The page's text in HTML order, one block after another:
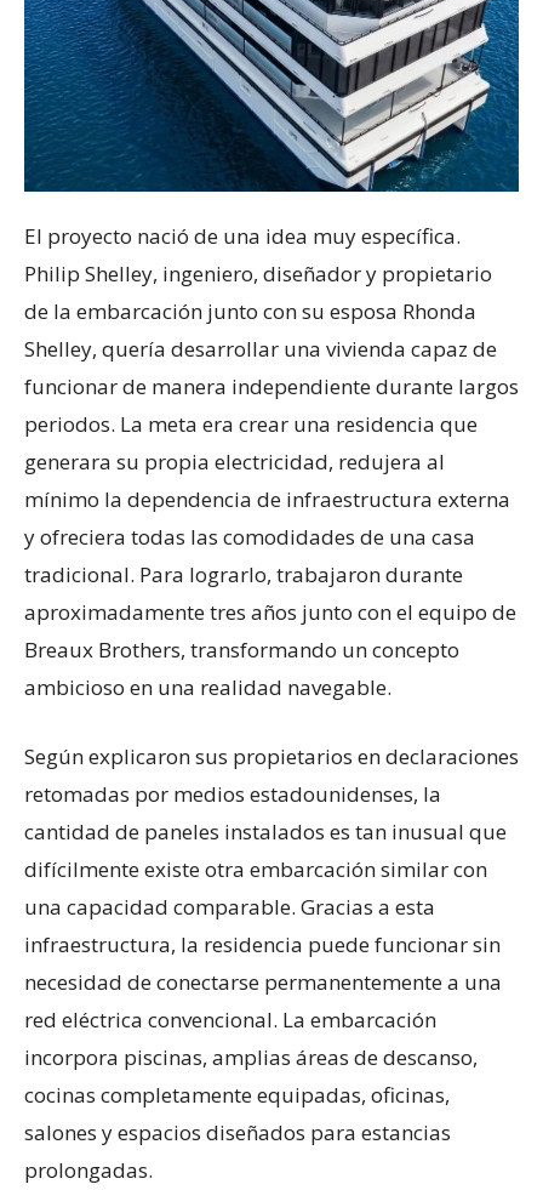
El proyecto nació de una idea muy específica.
Philip Shelley, ingeniero, diseñador y propietario
de la embarcación junto con su esposa Rhonda
Shelley, quería desarrollar una vivienda capaz de
funcionar de manera independiente durante largos
periodos. La meta era crear una residencia que
generara su propia electricidad, redujera al
mínimo la dependencia de infraestructura externa
y ofreciera todas las comodidades de una casa
tradicional. Para lograrlo, trabajaron durante
aproximadamente tres años junto con el equipo de
Breaux Brothers, transformando un concepto
ambicioso en una realidad navegable.
Según explicaron sus propietarios en declaraciones
retomadas por medios estadounidenses, la
cantidad de paneles instalados es tan inusual que
difícilmente existe otra embarcación similar con
una capacidad comparable. Gracias a esta
infraestructura, la residencia puede funcionar sin
necesidad de conectarse permanentemente a una
red eléctrica convencional. La embarcación
incorpora piscinas, amplias áreas de descanso,
cocinas completamente equipadas, oficinas,
salones y espacios diseñados para estancias
prolongadas.